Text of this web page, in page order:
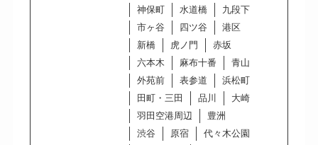
神保町
水道橋
九段下
市ヶ谷
四ツ谷
港区
新橋
虎ノ門
赤坂
六本木
麻布十番
青山
外苑前
表参道
浜松町
田町・三田
品川
大崎
羽田空港周辺
豊洲
渋谷
原宿
代々木公園